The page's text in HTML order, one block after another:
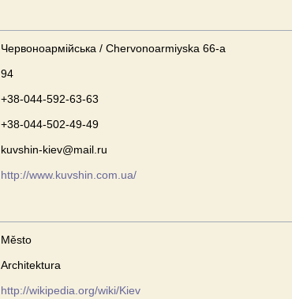
Червоноармійська / Chervonoarmiyska 66-а
94
+38-044-592-63-63
+38-044-502-49-49
kuvshin-kiev@mail.ru
http://www.kuvshin.com.ua/
Město
Architektura
http://wikipedia.org/wiki/Kiev